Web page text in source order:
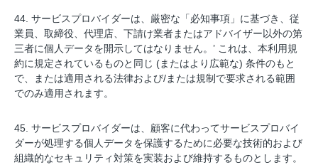
44. サービスプロバイダーは、厳密な「必知事項」に基づき、従
業員、取締役、代理店、下請け業者またはアドバイザー以外の第
三者に個人データを開示してはなりません。’ これは、本利用規
約に規定されているものと同じ (またはより広範な) 条件のもと
で、または適用される法律および/または規制で要求される範囲
でのみ適用されます。
45. サービスプロバイダーは、顧客に代わってサービスプロバイ
ダーが処理する個人データを保護するために必要な技術的および
組織的なセキュリティ対策を実装および維持するものとします。